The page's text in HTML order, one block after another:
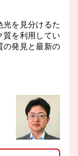
光を見分けるた
質を利用してい
の発見と最新の